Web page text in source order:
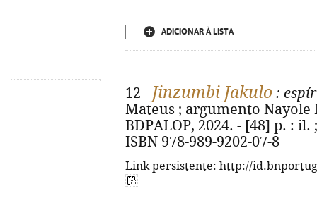
ADICIONAR À LISTA
12 - Jinzumbi Jakulo :
Mateus ; argumento Nayole
BDPALOP, 2024. - [48] p. :
ISBN 978-989-9202-07-8
Link persistente: http://